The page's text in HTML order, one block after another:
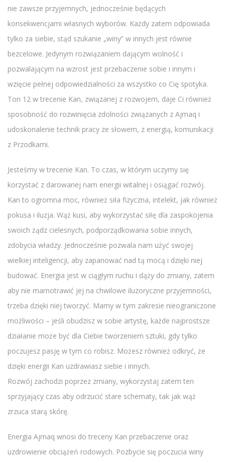
nie zawsze przyjemnych, jednocześnie będących
konsekwencjami własnych wyborów. Każdy zatem odpowiada
tylko za siebie, stąd szukanie „winy” w innych jest równie
bezcelowe. Jedynym rozwiązaniem dającym wolność i
pozwalającym na wzrost jest przebaczenie sobie i innym i
wzięcie pełnej odpowiedzialności za wszystko co Cię spotyka.
Ton 12 w trecenie Kan, związanej z rozwojem, daje Ci również
sposobność do rozwinięcia zdolności związanych z Ajmaq i
udoskonalenie technik pracy ze słowem, z energią, komunikacji
z Przodkami.
Jesteśmy w trecenie Kan. To czas, w którym uczymy się
korzystać z darowanej nam energii witalnej i osiągać rozwój.
Kan to ogromna moc, również siła fizyczna, intelekt, jak również
pokusa i iluzja. Wąż kusi, aby wykorzystać siłę dla zaspokojenia
swoich żądz cielesnych, podporządkowania sobie innych,
zdobycia władzy. Jednocześnie pozwala nam użyć swojej
wielkiej inteligencji, aby zapanować nad tą mocą i dzięki niej
budować. Energia jest w ciągłym ruchu i dąży do zmiany, zatem
aby nie marnotrawić jej na chwilowe iluzoryczne przyjemności,
trzeba dzięki niej tworzyć. Mamy w tym zakresie nieograniczone
możliwości – jeśli obudzisz w sobie artystę, każde najprostsze
działanie może być dla Ciebie tworzeniem sztuki, gdy tylko
poczujesz pasję w tym co robisz. Możesz również odkryć, że
dzięki energii Kan uzdrawiasz siebie i innych.
Rozwój zachodzi poprzez zmiany, wykorzystaj zatem ten
sprzyjający czas aby odrzucić stare schematy, tak jak wąż
zrzuca starą skórę.
Energia Ajmaq wnosi do treceny Kan przebaczenie oraz
uzdrowienie obciążeń rodowych. Pozbycie się poczucia winy